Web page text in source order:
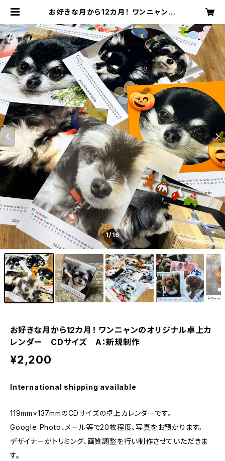
お好きな月から12カ月！ ワンニャンの
ズ A：新規制作 | かのかりすたじお
1/16
お好きな月から12カ月！ ワンニャンのオリジナル卓上カ
レンダー CDサイズ A：新規制作
¥2,200
International shipping available
119mm×137mmのCDサイズの卓上カレンダーです。
Google Photo、メール等で20枚程度、写真をお預かります。
デザイナーがトリミング、画質調整を行い制作させていただきま
す。